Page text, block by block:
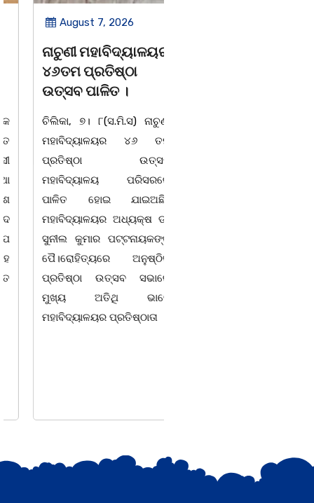
August 7, 2026
ନାଚୁଣୀ ମହାବିଦ୍ୟାଳୟର
୪୬ତମ ପ୍ରତିଷ୍ଠା
ଉତ୍ସବ ପାଳିତ ।
ଚିଲିକା, ୭। ୮(ସ.ମି.ସ) ନାଚୁଣୀ
ମହାବିଦ୍ୟାଳୟର ୪୬ ତମ
ପ୍ରତିଷ୍ଠା ଉତ୍ସବ
ମହାବିଦ୍ୟାଳୟ ପରିସରରେ
ପାଳିତ ହୋଇ ଯାଇଅଛି।
ମହାବିଦ୍ୟାଳୟର ଅଧ୍ୟକ୍ଷ ଡଃ
ସୁନୀଲ କୁମାର ପଟ୍ଟନାୟକଙ୍କ
ପୈ।ରୋହିତ୍ୟରେ ଅନୁଷ୍ଠିତ
ପ୍ରତିଷ୍ଠା ଉତ୍ସବ ସଭାରେ
ମୁଖ୍ୟ ଅତିଥି ଭାବେ
ମହାବିଦ୍ୟାଳୟର ପ୍ରତିଷ୍ଠାତା